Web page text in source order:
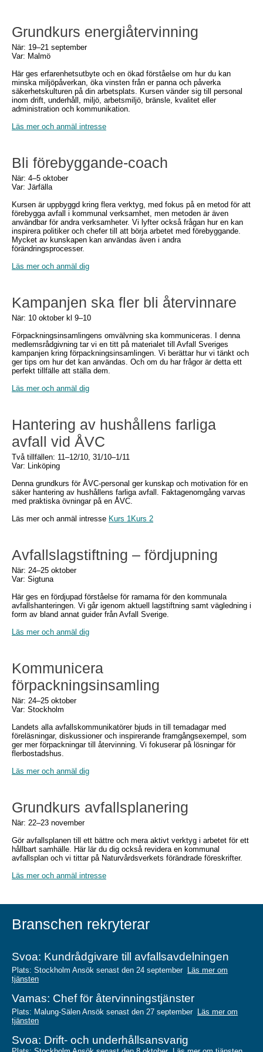
Grundkurs energiåtervinning
När: 19–21 september
Var: Malmö
Här ges erfarenhetsutbyte och en ökad förståelse om hur du kan
minska miljöpåverkan, öka vinsten från er panna och påverka
säkerhetskulturen på din arbetsplats. Kursen vänder sig till personal
inom drift, underhåll, miljö, arbetsmiljö, bränsle, kvalitet eller
administration och kommunikation.
Läs mer och anmäl intresse
Bli förebyggande-coach
När: 4–5 oktober
Var: Järfälla
Kursen är uppbyggd kring flera verktyg, med fokus på en metod för att
förebygga avfall i kommunal verksamhet, men metoden är även
användbar för andra verksamheter. Vi lyfter också frågan hur en kan
inspirera politiker och chefer till att börja arbetet med förebyggande.
Mycket av kunskapen kan användas även i andra
förändringsprocesser.
Läs mer och anmäl dig
Kampanjen ska fler bli återvinnare
När: 10 oktober kl 9–10
Förpackningsinsamlingens omvälvning ska kommuniceras. I denna
medlemsrådgivning tar vi en titt på materialet till Avfall Sveriges
kampanjen kring förpackningsinsamlingen. Vi berättar hur vi tänkt och
ger tips om hur det kan användas. Och om du har frågor är detta ett
perfekt tillfälle att ställa dem.
Läs mer och anmäl dig
Hantering av hushållens farliga
avfall vid ÅVC
Två tillfällen: 11–12/10, 31/10–1/11
Var: Linköping
Denna grundkurs för ÅVC-personal ger kunskap och motivation för en
säker hantering av hushållens farliga avfall. Faktagenomgång varvas
med praktiska övningar på en ÅVC.
Läs mer och anmäl intresse Kurs 1Kurs 2
Avfallslagstiftning – fördjupning
När: 24–25 oktober
Var: Sigtuna
Här ges en fördjupad förståelse för ramarna för den kommunala
avfallshanteringen. Vi går igenom aktuell lagstiftning samt vägledning i
form av bland annat guider från Avfall Sverige.
Läs mer och anmäl dig
Kommunicera
förpackningsinsamling
När: 24–25 oktober
Var: Stockholm
Landets alla avfallskommunikatörer bjuds in till temadagar med
föreläsningar, diskussioner och inspirerande framgångsexempel, som
ger mer förpackningar till återvinning. Vi fokuserar på lösningar för
flerbostadshus.
Läs mer och anmäl dig
Grundkurs avfallsplanering
När: 22–23 november
Gör avfallsplanen till ett bättre och mera aktivt verktyg i arbetet för ett
hållbart samhälle. Här lär du dig också revidera en kommunal
avfallsplan och vi tittar på Naturvårdsverkets förändrade föreskrifter.
Läs mer och anmäl intresse
Branschen rekryterar
Svoa: Kundrådgivare till avfallsavdelningen
Plats: Stockholm Ansök senast den 24 september Läs mer om
tjänsten
Vamas: Chef för återvinningstjänster
Plats: Malung-Sälen Ansök senast den 27 september Läs mer om
tjänsten
Svoa: Drift- och underhållsansvarig